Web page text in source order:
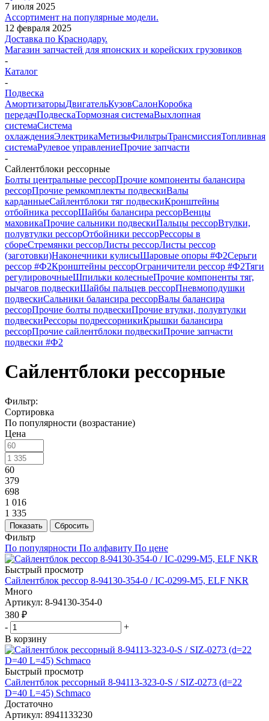
7 июля 2025
Ассортимент на популярные модели.
12 февраля 2025
Доставка по Краснодару.
Магазин запчастей для японских и корейских грузовиков
-
Каталог
-
Подвеска
АмортизаторыДвигательКузовСалонКоробка
передачПодвескаТормозная системаВыхлопная
системаСистема
охлажденияЭлектрикаМетизыФильтрыТрансмиссияТопливная
системаРулевое управлениеПрочие запчасти
-
Сайлентблоки рессорные
Болты центральные рессорПрочие компоненты балансира
рессорПрочие ремкомплекты подвескиВалы
карданныеСайлентблоки тяг подвескиКронштейны
отбойника рессорШайбы балансира рессорВенцы
маховикаПрочие сальники подвескиПальцы рессорВтулки,
полувтулки рессорОтбойники рессорРессоры в
сбореСтремянки рессорЛисты рессорЛисты рессор
(заготовки)Наконечники кулисыШаровые опоры #Ф2Серьги
рессор #Ф2Кронштейны рессорОграничители рессор #Ф2Тяги
регулировочныеШпильки колесныеПрочие компоненты тяг,
рычагов подвескиШайбы пальцев рессорПневмоподушки
подвескиСальники балансира рессорВалы балансира
рессорПрочие болты подвескиПрочие втулки, полувтулки
подвескиРессоры подрессорникиКрышки балансира
рессорПрочие сайлентблоки подвескиПрочие запчасти
подвески #Ф2
Сайлентблоки рессорные
Фильтр:
Сортировка
По популярности (возрастание)
Цена
60
379
698
1 016
1 335
Показать Сбросить
Фильтр
По популярности По алфавиту По цене
Быстрый просмотр
Сайлентблок рессор 8-94130-354-0 / IC-0299-M5, ELF NKR
Много
Артикул: 8-94130-354-0
380 ₽
-
+
В корзину
Быстрый просмотр
Сайлентблок рессорный 8-94113-323-0-S / SIZ-0273 (d=22
D=40 L=45) Schmaco
Достаточно
Артикул: 8941133230